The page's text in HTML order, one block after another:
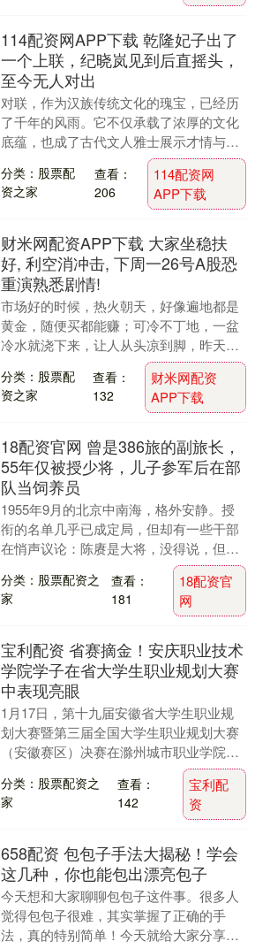
114配资网APP下载 乾隆妃子出了
一个上联，纪晓岚见到后直摇头，
至今无人对出
对联，作为汉族传统文化的瑰宝，已经历
了千年的风雨。它不仅承载了浓厚的文化
底蕴，也成了古代文人雅士展示才情与智
慧的独特方式。乾隆皇帝，无愧为中国历
史上最杰出的帝王....
分类：股票配
资之家
查看：
206
114配资网
APP下载
财米网配资APP下载 大家坐稳扶
好, 利空消冲击, 下周一26号A股恐
重演熟悉剧情!
市场好的时候，热火朝天，好像遍地都是
黄金，随便买都能赚；可冷不丁地，一盆
冷水就浇下来，让人从头凉到脚，昨天还
在数钱，今天就开始算亏了多少。 这熟悉
的剧情，是不是....
分类：股票配
资之家
查看：
132
财米网配资
APP下载
18配资官网 曾是386旅的副旅长，
55年仅被授少将，儿子参军后在部
队当饲养员
1955年9月的北京中南海，格外安静。授
衔的名单几乎已成定局，但却有一些干部
在悄声议论：陈赓是大将，没得说，但
386旅那些副旅长，级别差距也太大了
吧？有人随口提....
分类：股票配资之
家
查看：
181
18配资官
网
宝利配资 省赛摘金！安庆职业技术
学院学子在省大学生职业规划大赛
中表现亮眼
1月17日，第十九届安徽省大学生职业规
划大赛暨第三届全国大学生职业规划大赛
（安徽赛区）决赛在滁州城市职业学院圆
满落幕。凭借清晰的职业规划、扎实的专
业素养，安庆职....
分类：股票配资之
家
查看：
142
宝利配
资
658配资 包包子手法大揭秘！学会
这几种，你也能包出漂亮包子
今天想和大家聊聊包包子这件事。很多人
觉得包包子很难，其实掌握了正确的手
法，真的特别简单！今天就给大家分享几